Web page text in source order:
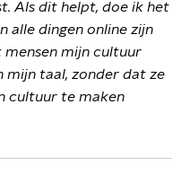
Als dit helpt, doe ik het
alle dingen online zijn
mijn cultuur
mijn taal, zonder dat ze
cultuur te maken